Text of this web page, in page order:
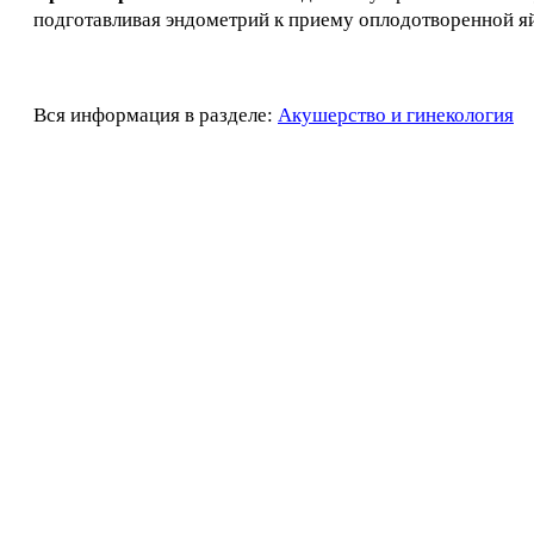
подготавливая эндометрий к приему оплодотворенной
Вся информация в разделе: Акушерство и гинекология